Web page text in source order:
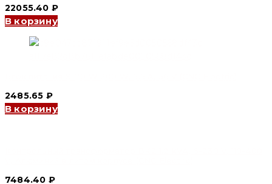
22055.40 ₽
В корзину
2485.65 ₽
В корзину
7484.40 ₽